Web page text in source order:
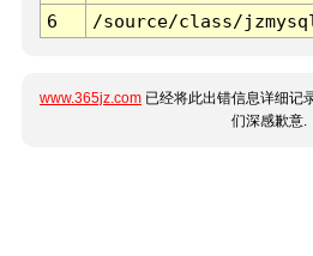
6
/source/class/
www.365jz.com 已经将此出错信息详细记
们深感歉意.